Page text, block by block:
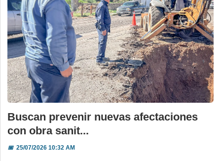
Buscan prevenir nuevas afectaciones
con obra sanit...
📅25/07/2026 10:32 AM